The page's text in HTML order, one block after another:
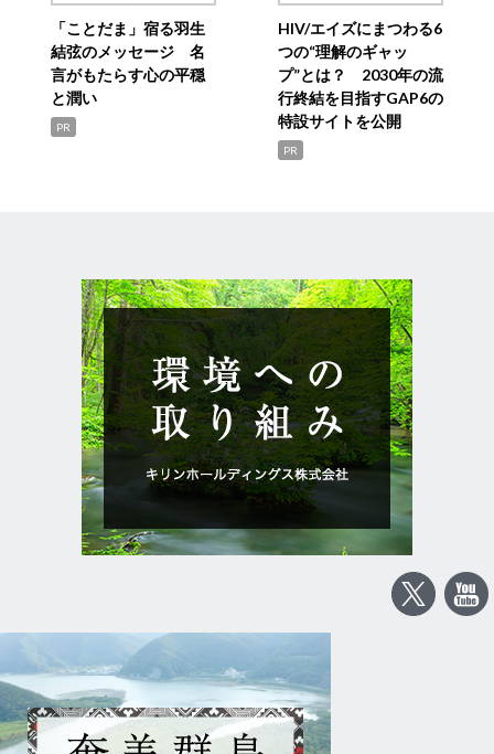
「ことだま」宿る羽生
結弦のメッセージ 名
言がもたらす心の平穏
と潤い
PR
HIV/エイズにまつわる6
つの“理解のギャッ
プ”とは？ 2030年の流
行終結を目指すGAP6の
特設サイトを公開
PR